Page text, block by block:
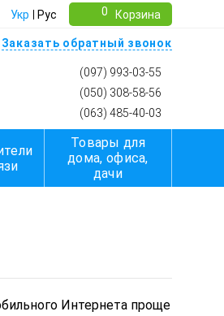
Укр Рус 0 Корзина
Заказать обратный звонок
(097) 993-03-55
(050) 308-58-56
(063) 485-40-03
Товары для
дома, офиса,
дачи
Интернета проще